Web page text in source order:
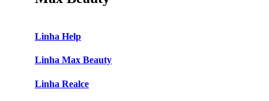
Linha Help
Linha Max Beauty
Linha Realce